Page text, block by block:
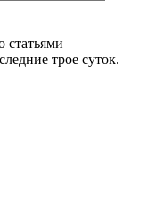
статьями
трое суток.